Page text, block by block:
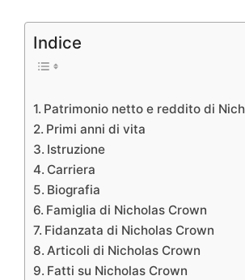
Indice
Patrimonio netto e reddito di
Primi anni di vita
Istruzione
Carriera
Biografia
Famiglia di Nicholas Crown
Fidanzata di Nicholas Crown
Articoli di Nicholas Crown
Fatti su Nicholas Crown